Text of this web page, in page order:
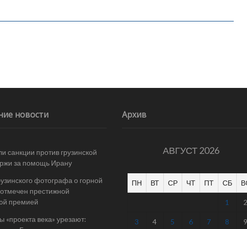
новости
санкции против грузинской
за помощь Ирану
фотографа о горной
престижной
премией
«проекта века» урезают:
Архив
АВГУСТ 2026
ПН ВТ СР ЧТ ПТ СБ
1 2
3 4 5 6 7 8 9